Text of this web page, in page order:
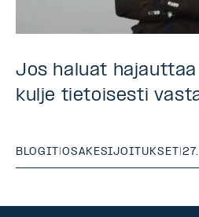
Jos haluat
kulje tietoisesti
BLOGIT |OSAKESIJOITUKSET |